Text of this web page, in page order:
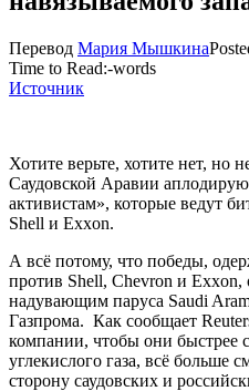
Перевод Мария Мышкина
Time to Read:-words
Источник
Хотите верьте, хотите нет, но
Саудовской Аравии
активистам», которые ведут
Shell и Exxon.
А всё потому, что победы,
против Shell, Chevron и Exxon,
надувающим паруса Saudi
Газпрома. Как сообщает
компании, чтобы они быстрее
углекислого газа, всё больше
сторону саудовских и